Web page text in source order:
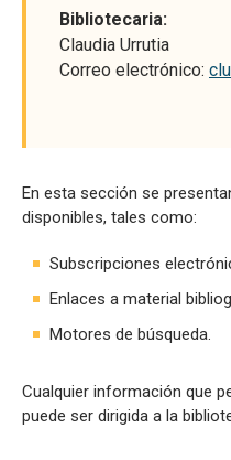
Bibliotecaria:
Claudia Urrutia
Correo electrónico:
En esta sección se
disponibles, tales como:
Subscripciones
Enlaces a material
Motores de búsqueda.
Cualquier información que
puede ser dirigida a la